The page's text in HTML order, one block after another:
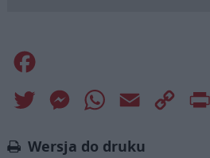
Twitter MessengerWhatsApp
Email
Copy
Wersja do druku